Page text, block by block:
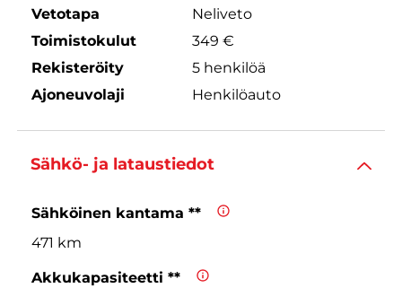
Vetotapa
Neliveto
Toimistokulut
349 €
Rekisteröity
5 henkilöä
Ajoneuvolaji
Henkilöauto
Sähkö- ja lataustiedot
Sähköinen kantama **
471 km
Akkukapasiteetti **